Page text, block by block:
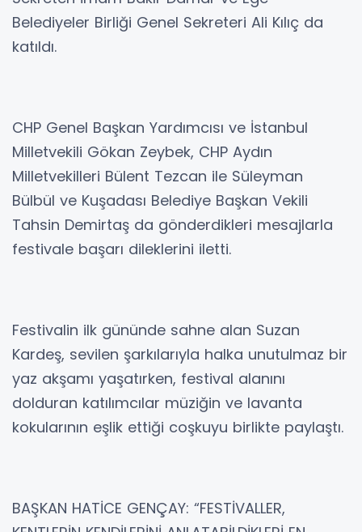
Belediyeler Birliği Genel Sekreteri Ali Kılıç da
katıldı.
CHP Genel Başkan Yardımcısı ve İstanbul
Milletvekili Gökan Zeybek, CHP Aydın
Milletvekilleri Bülent Tezcan ile Süleyman
Bülbül ve Kuşadası Belediye Başkan Vekili
Tahsin Demirtaş da gönderdikleri mesajlarla
festivale başarı dileklerini iletti.
Festivalin ilk gününde sahne alan Suzan
Kardeş, sevilen şarkılarıyla halka unutulmaz bir
yaz akşamı yaşatırken, festival alanını
dolduran katılımcılar müziğin ve lavanta
kokularının eşlik ettiği coşkuyu birlikte paylaştı.
BAŞKAN HATİCE GENÇAY: “FESTİVALLER,